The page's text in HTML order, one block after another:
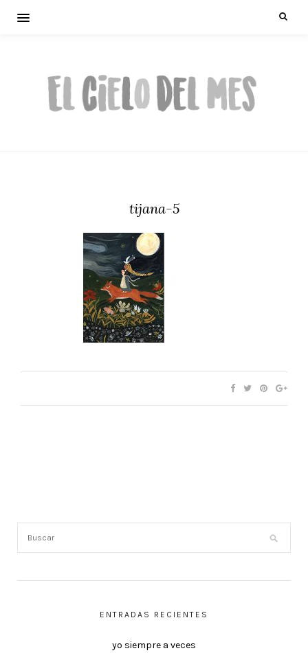
tijana-5
ENTRADAS RECIENTES
yo siempre a veces